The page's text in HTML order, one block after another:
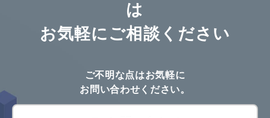
は
お気軽にご相談ください
ご不明な点はお気軽に
お問い合わせください。